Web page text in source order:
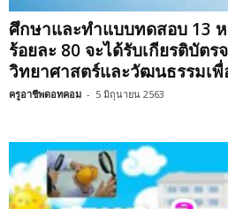
ศึกษาและทำแบบทดสอบ 13
ร้อยละ 80 จะได้รับเกียรติบัต
วิทยาศาสตร์และวัฒนธรรมเพื่
ครูอาชีพดอทคอม - 5 มิถุนายน 2563